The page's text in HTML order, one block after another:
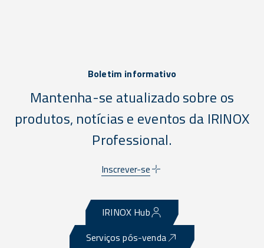
Boletim informativo
Mantenha-se atualizado sobre os
produtos, notícias e eventos da IRINOX
Professional.
Inscrever-se
IRINOX Hub
Serviços pós-venda